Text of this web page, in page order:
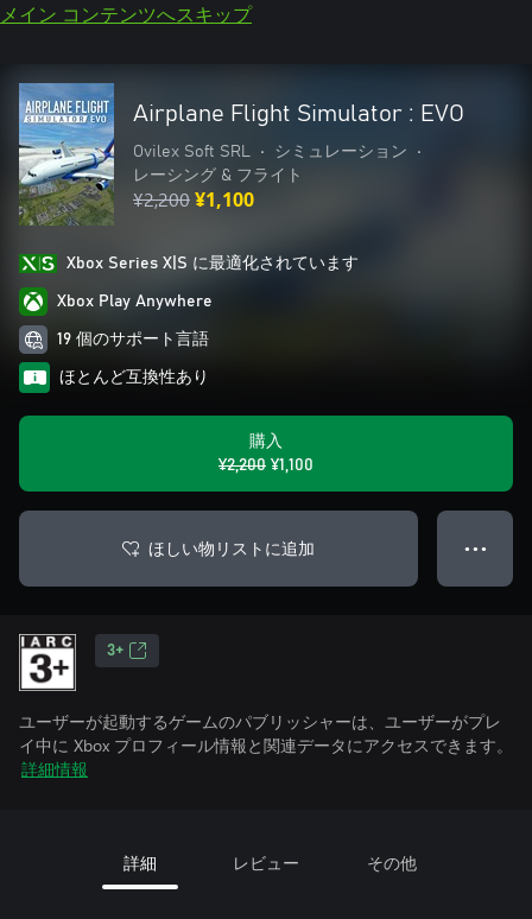
メイン コンテンツへスキップ
Airplane Flight Simulator : EVO
Ovilex Soft SRL • シミュレーション
•
レーシング & フライト
¥2,200¥1,100
Xbox Series X|S に最適化されています
Xbox Play Anywhere
19 個のサポート言語
ほとんど互換性あり
購入
¥2,200 ¥1,100
ほしい物リストに追加 ● ● ●
3+
ユーザーが起動するゲームのパブリッシャーは、ユーザーがプレ
イ中に Xbox プロフィール情報と関連データにアクセスできます。
詳細情報
詳細 レビュー その他